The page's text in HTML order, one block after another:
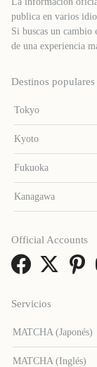
publica en varios
Si buscas un
de una experiencia
Destinos populares
Tokyo
Kyoto
Fukuoka
Kanagawa
Servicios
MATCHA (Japonés)
MATCHA (Inglés)
Official Accounts